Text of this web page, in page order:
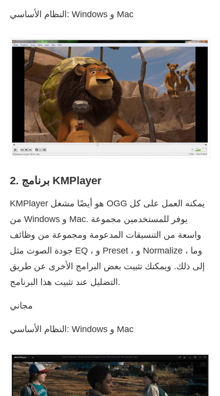
النظام الأساسي: Windows و Mac
2. برنامج KMPlayer
KMPlayer هو أيضًا مشغل OGG يمكنه العمل على كل
من Windows و Mac. يوفر للمستخدمين مجموعة
واسعة من التنسيقات المدعومة ومجموعة من وظائف
جودة الصوت مثل EQ ، و Preset ، و Normalize ، وما
إلى ذلك. ويمكنك تثبيت بعض البرامج الأخرى عن طريق
التضليل عند تثبيت هذا البرنامج.
مجاني
النظام الأساسي: Windows و Mac